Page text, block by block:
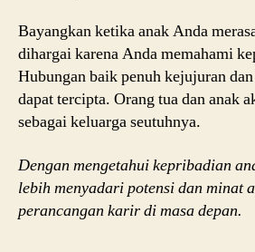
Bayangkan ketika anak Anda
dihargai karena Anda memahami
Hubungan baik penuh kejujuran
dapat tercipta. Orang tua dan anak
sebagai keluarga seutuhnya.
Dengan mengetahui kepribadian
lebih menyadari potensi dan minat
perancangan karir di masa depan.